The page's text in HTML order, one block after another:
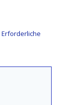
Erforderliche